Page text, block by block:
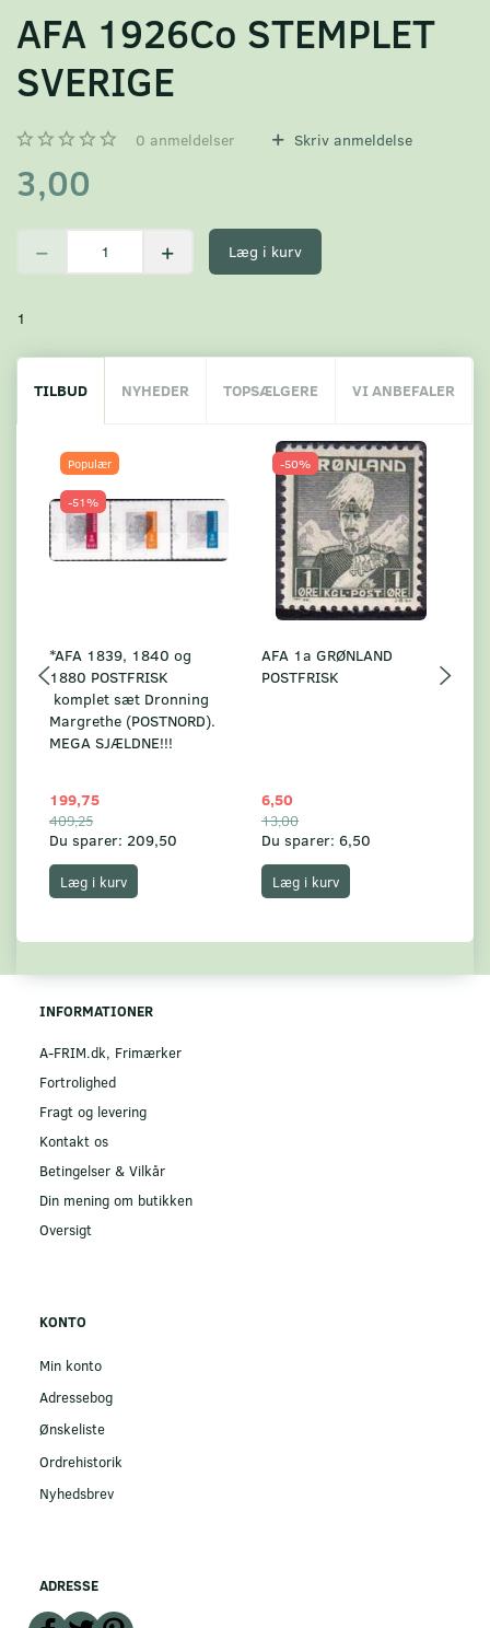
AFA 1926Co STEMPLET
SVERIGE
0 anmeldelser Skriv anmeldelse
3,00
Læg i kurv
1
TILBUD NYHEDER TOPSÆLGERE VI ANBEFALER
Populær
-51%
*AFA 1839, 1840 og
1880 POSTFRISK
komplet sæt Dronning
Margrethe (POSTNORD).
MEGA SJÆLDNE!!!
199,75
409,25
Du sparer: 209,50
Læg i kurv
-50%
AFA 1a GRØNLAND
POSTFRISK
6,50
13,00
Du sparer: 6,50
Læg i kurv
INFORMATIONER
A-FRIM.dk, Frimærker
Fortrolighed
Fragt og levering
Kontakt os
Betingelser & Vilkår
Din mening om butikken
Oversigt
KONTO
Min konto
Adressebog
Ønskeliste
Ordrehistorik
Nyhedsbrev
ADRESSE